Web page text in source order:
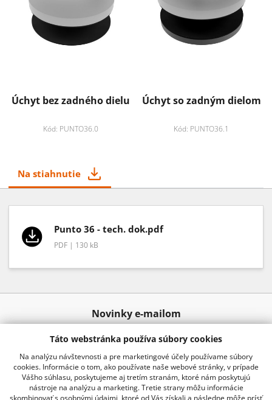
Úchyt bez zadného dielu
Kód: PUNTO36.0
Úchyt so zadným dielom
Kód: PUNTO36.1
Na stiahnutie
Punto 36 - tech. dok.pdf
PDF | 130 kB
Novinky e-mailom
Odoslať
02 20920 888 info@kraussro.sk
Táto webstránka používa súbory cookies
Na analýzu návštevnosti a pre marketingové účely používame súbory
cookies. Informácie o tom, ako používate naše webové stránky, v prípade
Vášho súhlasu, poskytujeme aj tretím stranám, ktoré nám poskytujú
nástroje na analýzu a marketing. Tretie strany môžu informácie
skombinovať s osobnými údajmi, ktoré od Vás získali a následne môže prísť